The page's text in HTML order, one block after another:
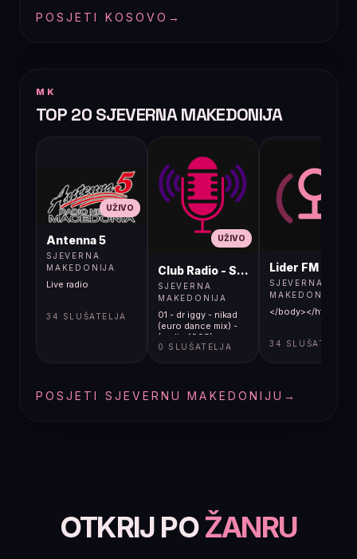
POSJETI KOSOVO →
MK
TOP 20 SJEVERNA MAKEDONIJA
UŽIVO
Antenna 5
SJEVERNA
MAKEDONIJA
Live radio
34 SLUŠATELJA
UŽIVO
Club Radio - Skopje, Mcedonia
SJEVERNA
MAKEDONIJA
01 - dr iggy - nikad
(euro dance mix) -
(audio 1995)
0 SLUŠATELJA
Lider FM 107,4
SJEVERNA
MAKEDONIJA
</body></html>
34 SLUŠATELJA
POSJETI SJEVERNU MAKEDONIJU →
OTKRIJ POŽANRU